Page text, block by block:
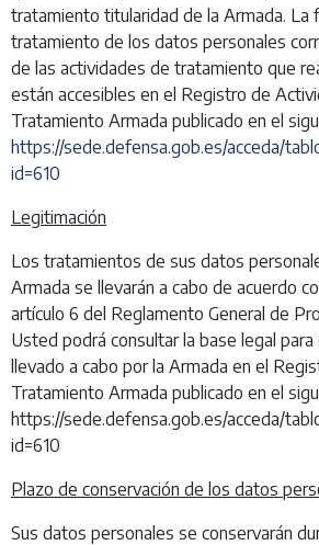
tratamiento titularidad de la Armada. La
tratamiento de los datos personales
de las actividades de tratamiento que
están accesibles en el Registro de
Tratamiento Armada publicado en el
https://sede.defensa.gob.es/acceda/
id=610
Legitimación
Los tratamientos de sus datos
Armada se llevarán a cabo de acuerdo
artículo 6 del Reglamento General de
Usted podrá consultar la base legal
llevado a cabo por la Armada en el
Tratamiento Armada publicado en el
https://sede.defensa.gob.es/acceda/
id=610
Plazo de conservación de los datos
Sus datos personales se conservarán